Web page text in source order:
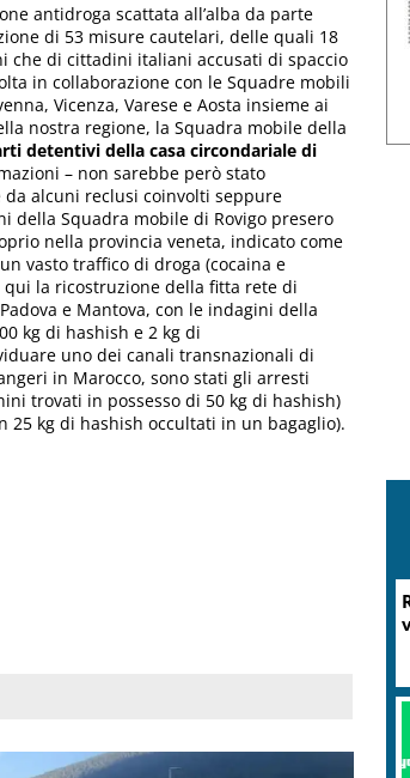
antidroga scattata all’alba da parte
di 53 misure cautelari, delle quali 18
che di cittadini italiani accusati di spaccio
in collaborazione con le Squadre mobili
Vicenza, Varese e Aosta insieme ai
nostra regione, la Squadra mobile della
detentivi della casa circondariale di
– non sarebbe però stato
alcuni reclusi coinvolti seppure
della Squadra mobile di Rovigo presero
nella provincia veneta, indicato come
vasto traffico di droga (cocaina e
la ricostruzione della fitta rete di
e Mantova, con le indagini della
kg di hashish e 2 kg di
uno dei canali transnazionali di
in Marocco, sono stati gli arresti
trovati in possesso di 50 kg di hashish)
25 kg di hashish occultati in un bagaglio).